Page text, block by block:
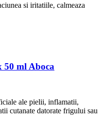
si iritatiile, calmeaza
50 ml Aboca
ale pielii, inflamatii,
cutanate datorate frigului sau